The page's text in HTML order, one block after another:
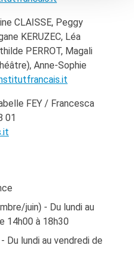
CLAISSE, Peggy
KERUZEC, Léa
PERROT, Magali
Anne-Sophie
FEY / Francesca
01
juin) - Du lundi au
14h00 à 18h30
Du lundi au vendredi de